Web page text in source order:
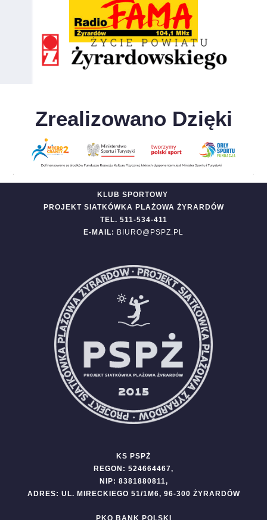
Zrealizowano Dzięki
KLUB SPORTOWY
PROJEKT SIATKÓWKA PLAŻOWA ŻYRARDÓW
TEL. 511-534-411
E-MAIL: BIURO@PSPZ.PL
KS PSPŻ
REGON: 524664467,
NIP: 8381880811,
ADRES: UL. MIRECKIEGO 51/1M6, 96-300 ŻYRARDÓW
PKO BANK POLSKI